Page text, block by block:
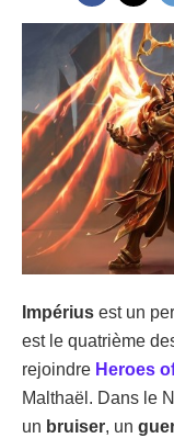
Impérius est un
est le quatrième
rejoindre Heroes
Malthaël. Dans le
un bruiser, un